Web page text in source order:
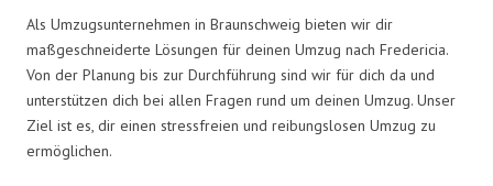
Als Umzugsunternehmen in Braunschweig bieten wir dir
maßgeschneiderte Lösungen für deinen Umzug nach Fredericia.
Von der Planung bis zur Durchführung sind wir für dich da und
unterstützen dich bei allen Fragen rund um deinen Umzug. Unser
Ziel ist es, dir einen stressfreien und reibungslosen Umzug zu
ermöglichen.